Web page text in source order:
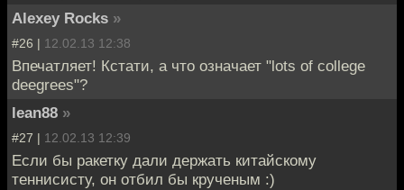
Alexey Rocks »
#26 | 12.02.13 12:38
Впечатляет! Кстати, а что означает "lots of college
deegrees"?
lean88 »
#27 | 12.02.13 12:39
Если бы ракетку дали держать китайскому
теннисисту, он отбил бы крученым :)